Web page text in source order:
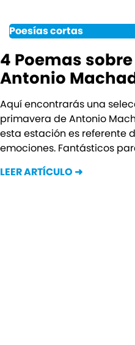
Poesías cortas
4 Poemas
Antonio
Aquí encontrarás una
primavera de Antonio
esta estación es referente
emociones. Fantásticos
LEER ARTÍCULO ➜